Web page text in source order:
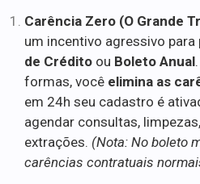
Carência Zero (O Grande
um incentivo agressivo para
de Crédito ou Boleto Anual
formas, você elimina as
em 24h seu cadastro é
agendar consultas,
extrações. (Nota: No boleto
carências contratuais